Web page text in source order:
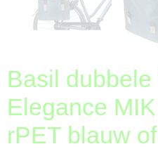
Basil dubbele
Elegance
rPET blauw